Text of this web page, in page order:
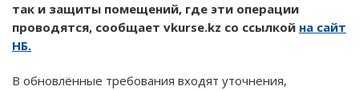
так и защиты помещений, где эти операции
проводятся, сообщает vkurse.kz со ссылкой на сайт
НБ.
В обновлённые требования входят уточнения,